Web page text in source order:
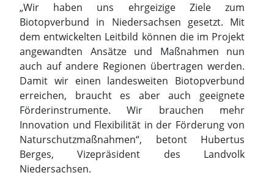
„Wir haben uns ehrgeizige Ziele zum
Biotopverbund in Niedersachsen gesetzt. Mit
dem entwickelten Leitbild können die im Projekt
angewandten Ansätze und Maßnahmen nun
auch auf andere Regionen übertragen werden.
Damit wir einen landesweiten Biotopverbund
erreichen, braucht es aber auch geeignete
Förderinstrumente. Wir brauchen mehr
Innovation und Flexibilität in der Förderung von
Naturschutzmaßnahmen“, betont
Hubertus
Berges, Vizepräsident des Landvolk
Niedersachsen.